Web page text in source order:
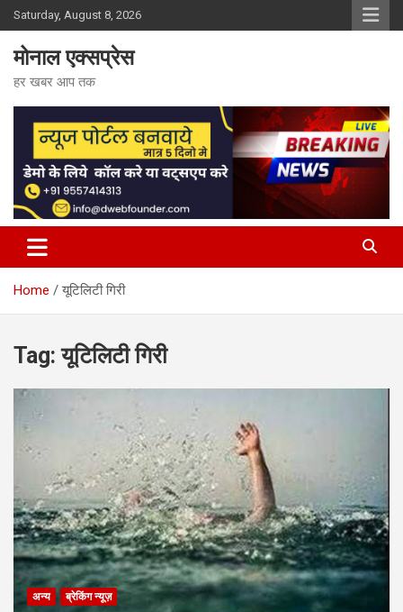
Skip
to
content
Saturday, August 8, 2026
मोनाल एक्सप्रेस
हर खबर आप तक
Home यूटिलिटी गिरी
Tag:यूटिलिटी गिरी
अन्य ब्रेकिंग न्यूज़